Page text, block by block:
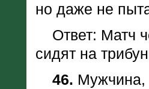
но даже не
Ответ: Матч
сидят на
46. Мужчина,